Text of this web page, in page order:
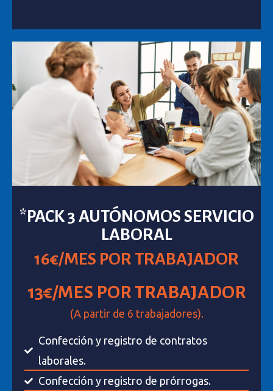
*PACK 3 AUTÓNOMOS SERVICIO
LABORAL
16€/MES POR TRABAJADOR
13€/MES POR TRABAJADOR
(A partir de 6 trabajadores).
Confección y registro de contratos
laborales.
Confección y registro de prórrogas.